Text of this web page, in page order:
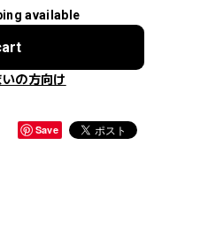
available
の方向け
Save